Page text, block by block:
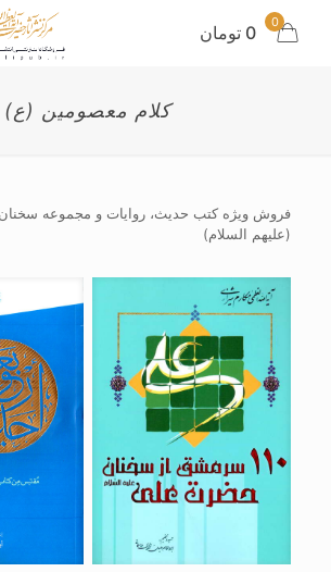
0 0 تومان
کلام معصومین (ع)
فروش ویژه کتب حدیث، روایات و مجموعه
(علیهم السلام)